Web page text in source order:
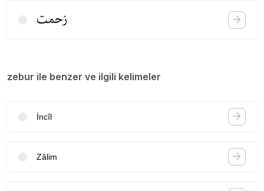
زحمت
zebur ile benzer ve ilgili kelimeler
İncîl
Zâlim